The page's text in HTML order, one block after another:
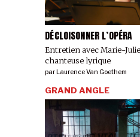
DÉCLOISONNER L’OPÉRA
Entretien avec Marie-
chanteuse lyrique
par Laurence Van Goethem
GRAND ANGLE